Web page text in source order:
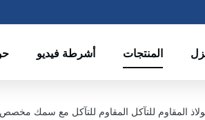
المنتجات أشرطة فيديو